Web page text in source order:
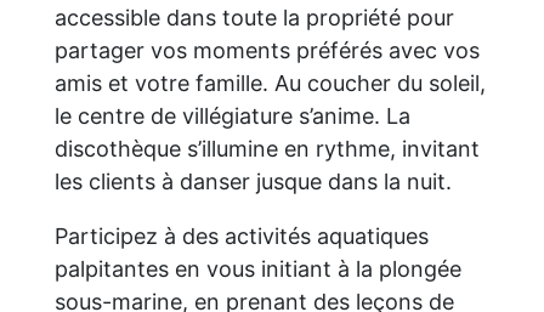
accessible dans toute la propriété pour
partager vos moments préférés avec vos
amis et votre famille. Au coucher du soleil,
le centre de villégiature s’anime. La
discothèque s’illumine en rythme, invitant
les clients à danser jusque dans la nuit.
Participez à des activités aquatiques
palpitantes en vous initiant à la plongée
sous-marine, en prenant des leçons de